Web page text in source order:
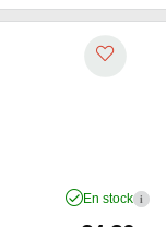
En stock i